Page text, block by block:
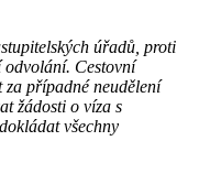
úřadů, proti
odvolání. Cestovní
za případné neudělení
žádosti o víza s
všechny